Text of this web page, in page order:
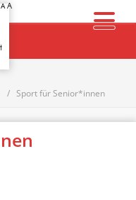
AA
Sport für Senior*innen